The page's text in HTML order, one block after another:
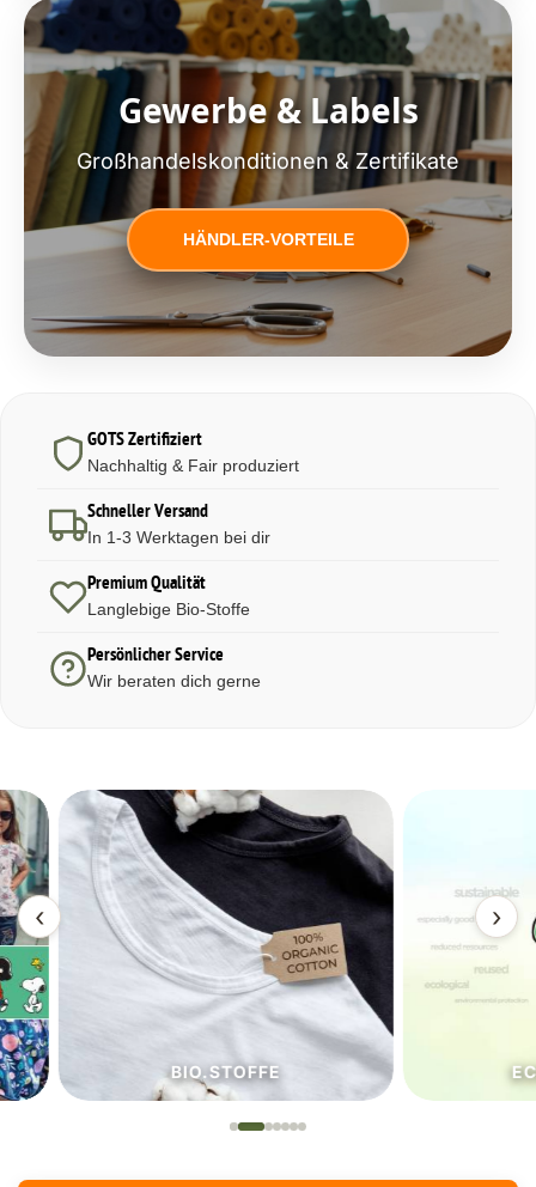
Gewerbe & Labels
Großhandelskonditionen & Zertifikate
HÄNDLER-VORTEILE
GOTS Zertifiziert
Nachhaltig & Fair produziert
Schneller Versand
In 1-3 Werktagen bei dir
Premium Qualität
Langlebige Bio-Stoffe
Persönlicher Service
Wir beraten dich gerne
‹
BIO.STOFFE
›